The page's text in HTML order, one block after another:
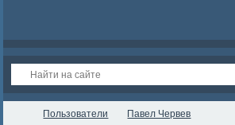
Пользователи Павел Червев